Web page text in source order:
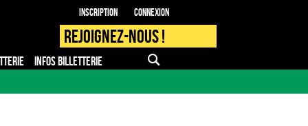
Inscription Connexion
Rejoignez-nous !
INFOS BILLETTERIE APPLI MOBILE